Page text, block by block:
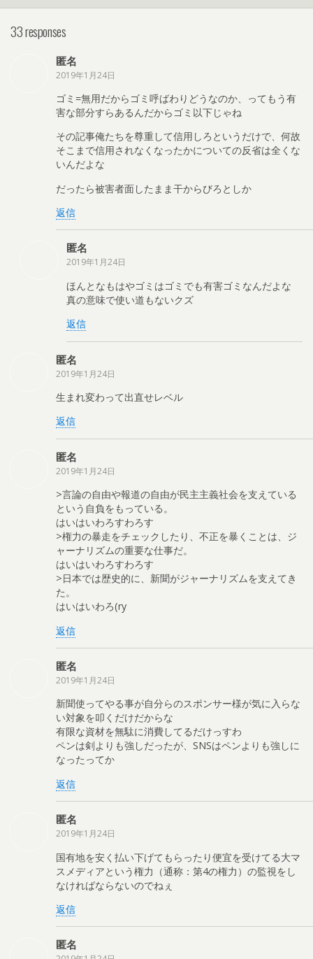
33 responses
匿名
2019年1月24日
ゴミ=無用だからゴミ呼ばわりどうなのか、ってもう有
害な部分すらあるんだからゴミ以下じゃね
その記事俺たちを尊重して信用しろというだけで、何故
そこまで信用されなくなったかについての反省は全くな
いんだよな
だったら被害者面したまま干からびろとしか
返信
匿名
2019年1月24日
ほんとなもはやゴミはゴミでも有害ゴミなんだよな
真の意味で使い道もないクズ
返信
匿名
2019年1月24日
生まれ変わって出直せレベル
返信
匿名
2019年1月24日
>言論の自由や報道の自由が民主主義社会を支えている
という自負をもっている。
はいはいわろすわろす
>権力の暴走をチェックしたり、不正を暴くことは、ジ
ャーナリズムの重要な仕事だ。
はいはいわろすわろす
>日本では歴史的に、新聞がジャーナリズムを支えてき
た。
はいはいわろ(ry
返信
匿名
2019年1月24日
新聞使ってやる事が自分らのスポンサー様が気に入らな
い対象を叩くだけだからな
有限な資材を無駄に消費してるだけっすわ
ペンは剣よりも強しだったが、SNSはペンよりも強しに
なったってか
返信
匿名
2019年1月24日
国有地を安く払い下げてもらったり便宜を受けてる大マ
スメディアという権力（通称：第4の権力）の監視をし
なければならないのでねぇ
返信
匿名